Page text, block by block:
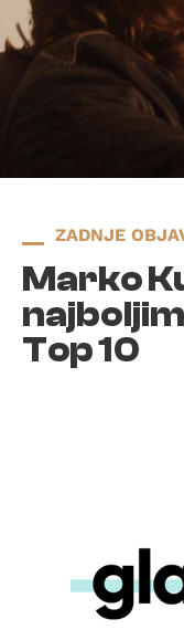
ZADNJE
Marko
Top 10